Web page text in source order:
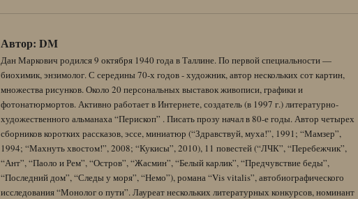
Автор: DM
Дан Маркович родился 9 октября 1940 года в Таллине. По первой специальности —
биохимик, энзимолог. С середины 70-х годов - художник, автор нескольких сот картин,
множества рисунков. Около 20 персональных выставок живописи, графики и
фотонатюрмортов. Активно работает в Интернете, создатель (в 1997 г.) литературно-
художественного альманаха “Перископ” . Писать прозу начал в 80-е годы. Автор четырех
сборников коротких рассказов, эссе, миниатюр (“Здравствуй, муха!”, 1991; “Мамзер”,
1994; “Махнуть хвостом!”, 2008; “Кукисы”, 2010), 11 повестей (“ЛЧК”, “Перебежчик”,
“Ант”, “Паоло и Рем”, “Остров”, “Жасмин”, “Белый карлик”, “Предчувствие беды”,
“Последний дом”, “Следы у моря”, “Немо”), романа “Vis vitalis”, автобиографического
исследования “Монолог о пути”. Лауреат нескольких литературных конкурсов, номинант